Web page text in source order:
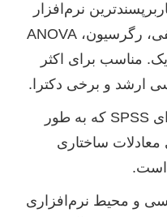
نرم‌افزار
برای تحلیل‌های توصیفی، رگرسیون، ANOVA
مناسب برای اکثر
ارشد و برخی دکترا.
افزونه‌ای برای SPSS که به طور
ساختاری
و محیط نرم‌افزاری